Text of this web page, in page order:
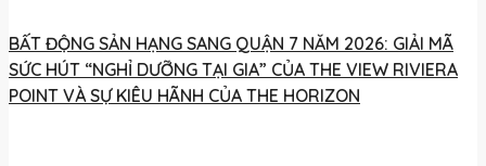
BẤT ĐỘNG SẢN HẠNG SANG QUẬN 7 NĂM 2026: GIẢI MÃ
SỨC HÚT “NGHỈ DƯỠNG TẠI GIA” CỦA THE VIEW RIVIERA
POINT VÀ SỰ KIÊU HÃNH CỦA THE HORIZON